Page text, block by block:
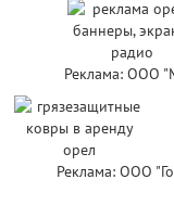
Реклама: ООО
Реклама: ООО